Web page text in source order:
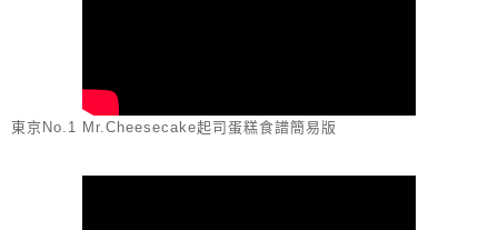
東京No.1 Mr.Cheesecake起司蛋糕食譜簡易版